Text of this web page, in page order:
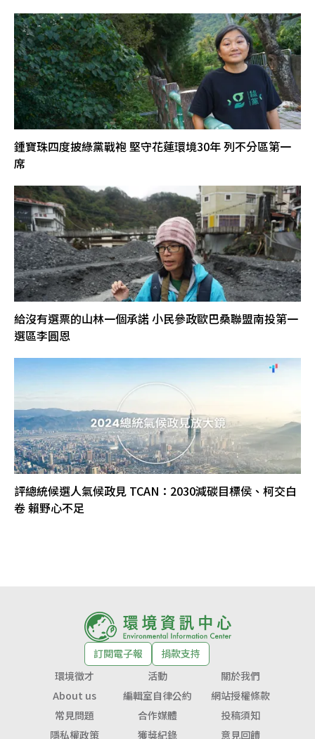
鍾寶珠四度披綠黨戰袍 堅守花蓮環境30年 列不分區第一
席
給沒有選票的山林一個承諾 小民參政歐巴桑聯盟南投第一
選區李圓恩
評總統候選人氣候政見 TCAN：2030減碳目標侯、柯交白
卷 賴野心不足
訂閱電子報
捐款支持
環境徵才
活動
關於我們
About us
編輯室自律公約
網站授權條款
常見問題
合作媒體
投稿須知
隱私權政策
獲獎紀錄 意見回饋